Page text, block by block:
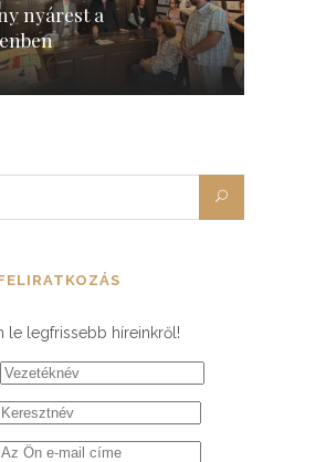
nyárest a
le legfrissebb híreinkről!